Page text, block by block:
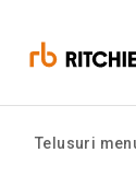
Telusuri